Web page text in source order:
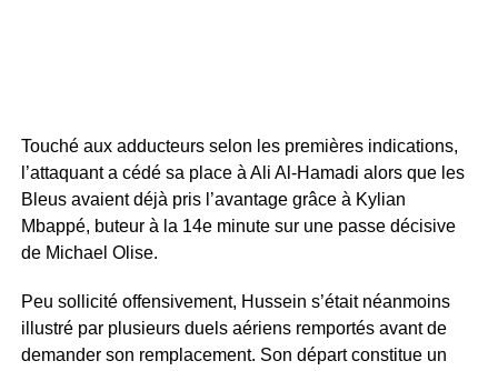
Touché aux adducteurs selon les premières indications,
l’attaquant a cédé sa place à Ali Al-Hamadi alors que les
Bleus avaient déjà pris l’avantage grâce à Kylian
Mbappé, buteur à la 14e minute sur une passe décisive
de Michael Olise.
Peu sollicité offensivement, Hussein s’était néanmoins
illustré par plusieurs duels aériens remportés avant de
demander son remplacement. Son départ constitue un